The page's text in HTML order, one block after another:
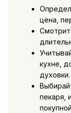
цена,
кухне,
духовки.
пекаря,